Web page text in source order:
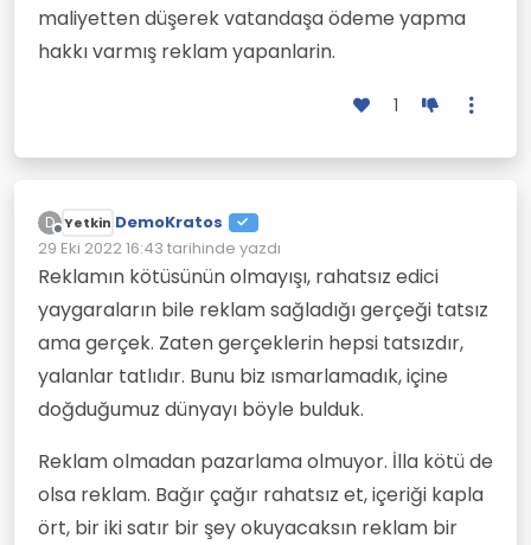
maliyetten düşerek vatandaşa ödeme yapma
hakkı varmış reklam yapanlarin.
1
D
Çevrimdışı
Yetkin DemoKratos
29 Eki 2022 16:43 tarihinde yazdı
Son düzenleyen:
Reklamın kötüsünün olmayışı, rahatsız edici
yaygaraların bile reklam sağladığı gerçeği tatsız
ama gerçek. Zaten gerçeklerin hepsi tatsızdır,
yalanlar tatlıdır. Bunu biz ısmarlamadık, içine
doğduğumuz dünyayı böyle bulduk.
Reklam olmadan pazarlama olmuyor. İlla kötü de
olsa reklam. Bağır çağır rahatsız et, içeriği kapla
ört, bir iki satır bir şey okuyacaksın reklam bir